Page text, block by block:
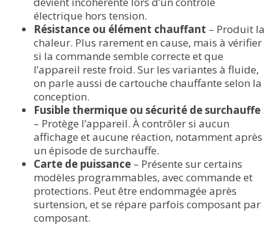
électrique hors tension.
Résistance ou élément chauffant – Produit la
chaleur. Plus rarement en cause, mais à vérifier
si la commande semble correcte et que
l’appareil reste froid. Sur les variantes à fluide,
on parle aussi de cartouche chauffante selon la
conception.
Fusible thermique ou sécurité de surchauffe
– Protège l’appareil. À contrôler si aucun
affichage et aucune réaction, notamment après
un épisode de surchauffe.
Carte de puissance – Présente sur certains
modèles programmables, avec commande et
protections. Peut être endommagée après
surtension, et se répare parfois composant par
composant.